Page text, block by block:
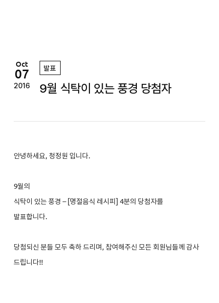
Oct
07
2016
발표
9월 식탁이 있는 풍경 당첨자
안녕하세요, 청정원 입니다.
9월의
식탁이 있는 풍경 – [명절음식 레시피] 4분의 당첨자를
발표합니다.
당첨되신 분들 모두 축하 드리며, 참여해주신 모든 회원님들께 감사
드립니다!!